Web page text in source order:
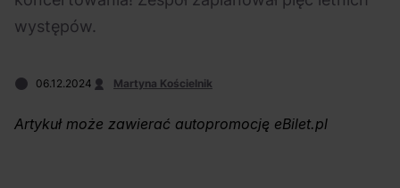
Polecane Scena Impostora
prawdziwym fanem
Chivasa?
KAMAAAN nową
inicjatywą eBilet
jednoczącą fanów
występów.
06.12.2024 Martyna Kościelnik
Artykuł może zawierać autopromocję eBilet.pl